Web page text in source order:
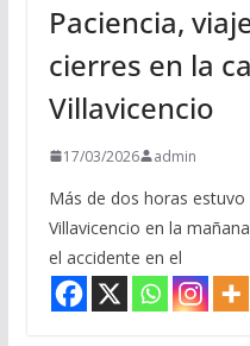
Paciencia,
cierres en la
Villavicencio
17/03/2026 admin
Más de dos horas
Villavicencio en la
el accidente en el